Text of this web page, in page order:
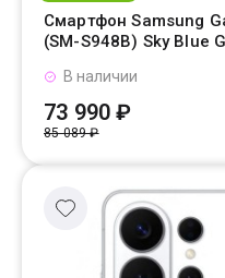
Смартфон Samsung
(SM-S948B) Sky Blue
В наличии
73 990 ₽
85 089 ₽